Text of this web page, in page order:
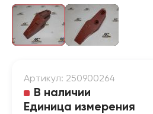
Артикул: 250900264
В наличии
Единица измерения